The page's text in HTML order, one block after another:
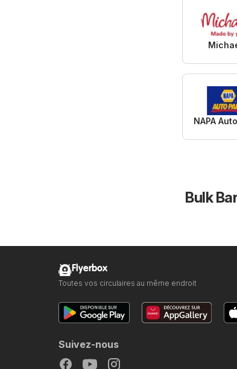
NAPA
Bulk
Flyerbox
Toutes vos circulaires au même endroit
Suivez-nous